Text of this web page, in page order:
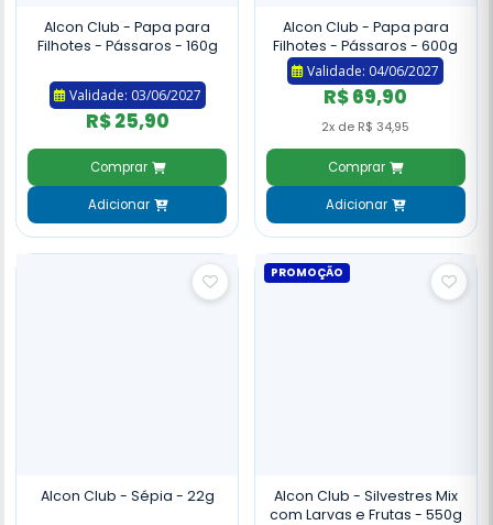
Alcon Club - Papa para
Filhotes - Pássaros - 160g
Validade: 03/06/2027
R$ 25,90
Comprar
Adicionar
Alcon Club - Papa para
Filhotes - Pássaros - 600g
Validade: 04/06/2027
R$ 69,90
2x de R$ 34,95
Comprar
Adicionar
Alcon Club - Sépia - 22g
PROMOÇÃO
Alcon Club - Silvestres Mix
com Larvas e Frutas - 550g